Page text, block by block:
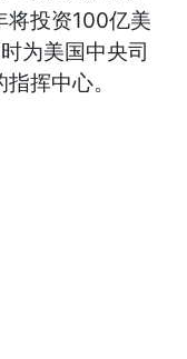
将投资100亿美
为美国中央司
挥中心。